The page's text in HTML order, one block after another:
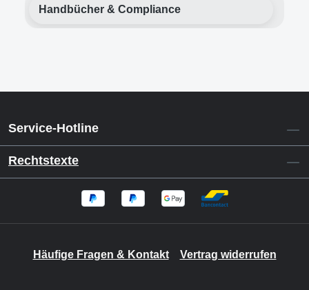
Handbücher & Compliance
Service-Hotline
Rechtstexte
Häufige Fragen & Kontakt Vertrag widerrufen